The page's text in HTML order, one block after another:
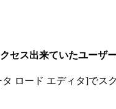
セス出来ていたユーザ
ロード エディタ]でス